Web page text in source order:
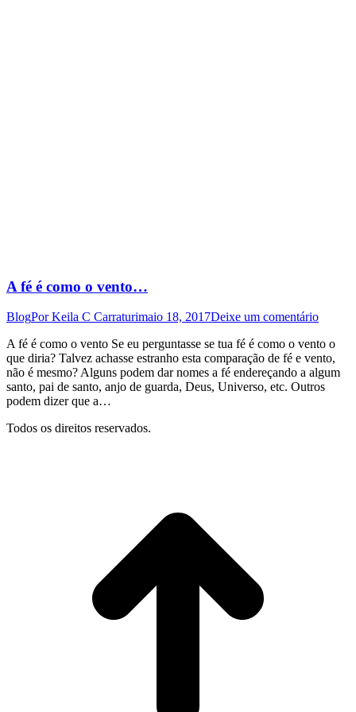
A fé é como o vento…
BlogPorKeila C Carraturimaio 18, 2017Deixe um comentário
A fé é como o vento Se eu perguntasse se tua fé é como o vento o
que diria? Talvez achasse estranho esta comparação de fé e vento,
não é mesmo? Alguns podem dar nomes a fé endereçando a algum
santo, pai de santo, anjo de guarda, Deus, Universo, etc. Outros
podem dizer que a…
Todos os direitos reservados.